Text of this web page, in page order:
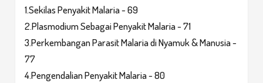
1.Sekilas Penyakit Malaria - 69
2.Plasmodium Sebagai Penyakit Malaria - 71
3.Perkembangan Parasit Malaria di Nyamuk & Manusia -
77
4.Pengendalian Penyakit Malaria - 80